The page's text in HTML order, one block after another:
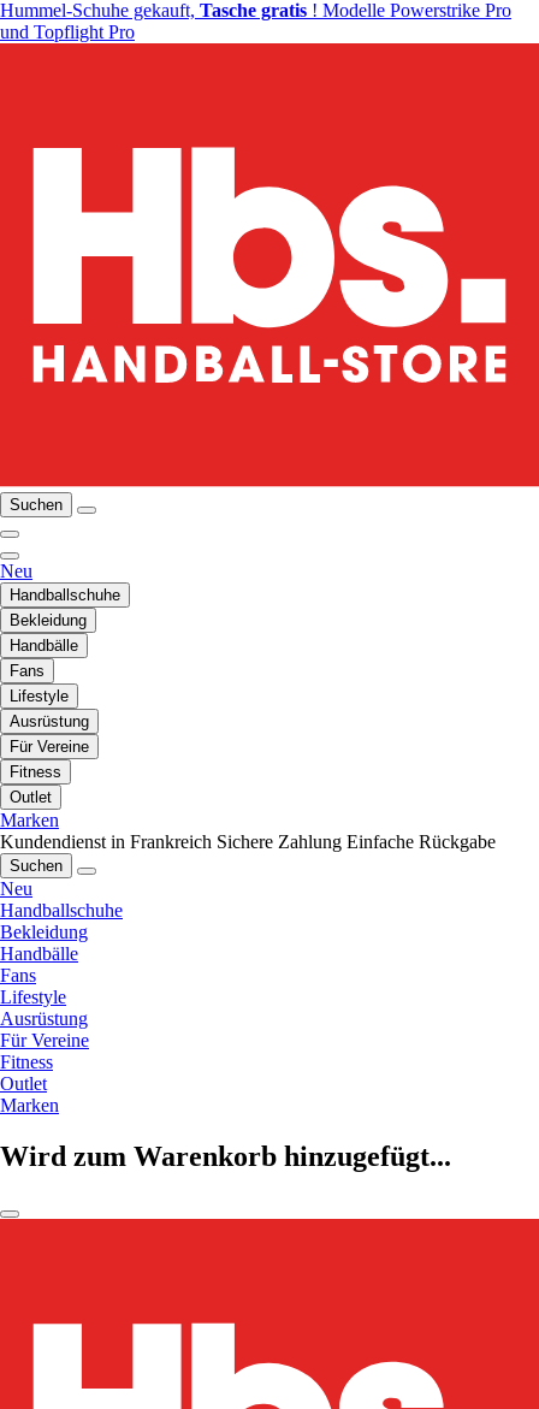
Hummel-Schuhe gekauft, Tasche gratis ! Modelle Powerstrike Pro
und Topflight Pro
Suchen
Neu
Handballschuhe
Bekleidung
Handbälle
Fans
Lifestyle
Ausrüstung
Für Vereine
Fitness
Outlet
Marken
Kundendienst in Frankreich Sichere Zahlung Einfache Rückgabe
Suchen
Neu
Handballschuhe
Bekleidung
Handbälle
Fans
Lifestyle
Ausrüstung
Für Vereine
Fitness
Outlet
Marken
Wird zum Warenkorb hinzugefügt...